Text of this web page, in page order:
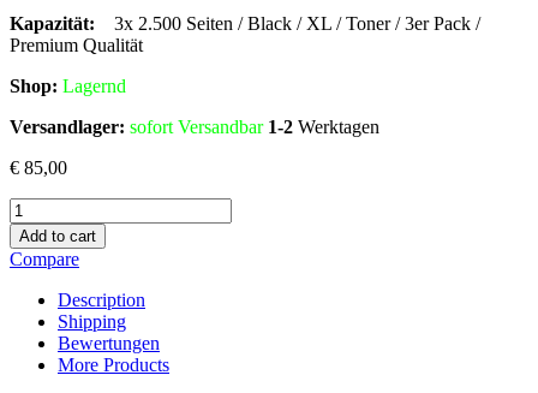
Kapazität: 3x 2.500 Seiten / Black / XL / Toner / 3er Pack /
Premium Qualität
Shop: Lagernd
Versandlager: sofort Versandbar 1-2 Werktagen
€ 85,00
Alternativ
zu
Brother
TN-
2005
Toner
Black
Add to cart
Compare
Description
Shipping
Bewertungen
More Products